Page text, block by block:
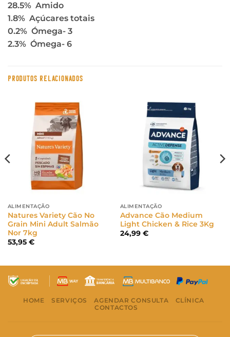
28.5% Amido
1.8% Açúcares totais
0.2% Ómega- 3
2.3% Ómega- 6
PRODUTOS RELACIONADOS
ALIMENTAÇÃO
Natures Variety Cão No
Grain Mini Adult Salmão
Nor 7kg
53,95 €
ALIMENTAÇÃO
Advance Cão Medium
Light Chicken & Rice 3Kg
24,99 €
HOME SERVIÇOS AGENDAR CONSULTA
CLÍNICA
CONTACTOS